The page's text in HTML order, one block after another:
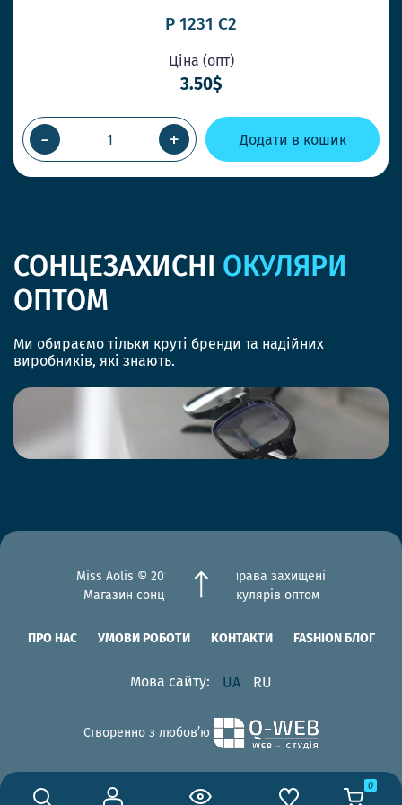
P 1231 C2
Ціна (опт)
3.50$
- + Додати в кошик
СОНЦЕЗАХИСНІ ОКУЛЯРИ
ОПТОМ
Ми обираємо тільки круті бренди та надійних
виробників, які знають.
Miss Aolis © 2012-2026 Всі права захищені
Магазин сонцезахисних окулярів оптом
ПРО НАС УМОВИ РОБОТИ КОНТАКТИ FASHION БЛОГ
Мова сайту: UA RU
Створенно з любов’ю
0